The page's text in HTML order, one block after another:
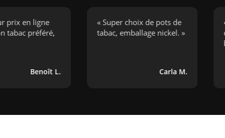
ligne
préféré,
Benoît L.
« Super choix de pots de
tabac, emballage nickel. »
Carla M.
«